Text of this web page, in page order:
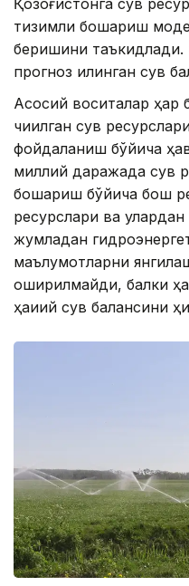
тизимли бошқариш
беришини таъкидлади.
прогноз қилинган сув
Асосий воситалар ҳар
чиқилган сув
фойдаланиш бўйича
миллий даражада сув
бошқариш бўйича бош
ресурслари ва
жумладан
маълумотларни
оширилмайди, балки
ҳақиқий сув балансини